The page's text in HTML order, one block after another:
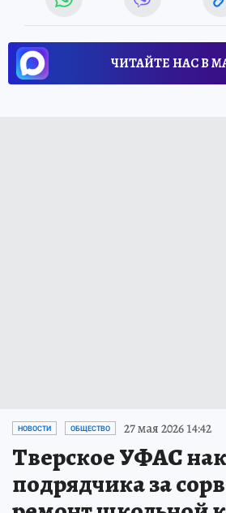
ЧИТАЙТЕ НАС В
НОВОСТИ ОБЩЕСТВО 27 мая 2026 14:42
Тверское УФАС
подрядчика за